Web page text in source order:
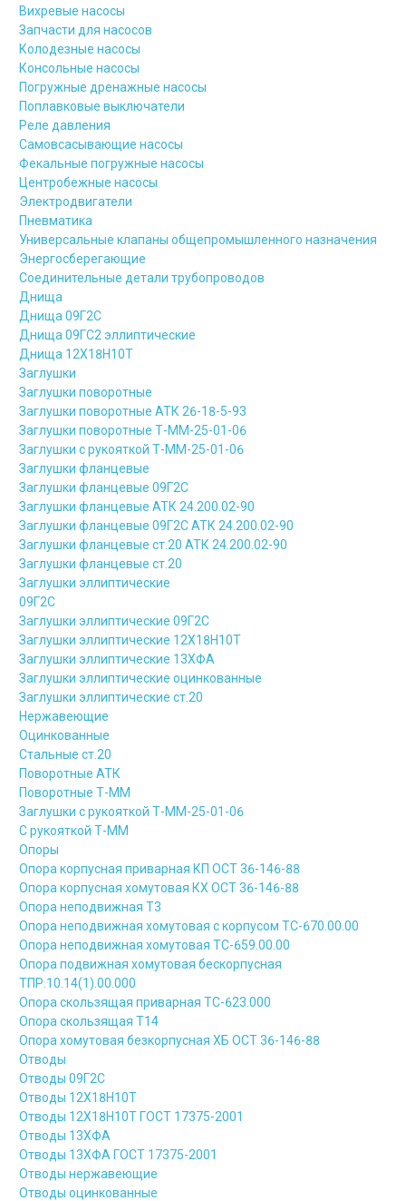
Вихревые насосы
Запчасти для насосов
Колодезные насосы
Консольные насосы
Погружные дренажные насосы
Поплавковые выключатели
Реле давления
Самовсасывающие насосы
Фекальные погружные насосы
Центробежные насосы
Электродвигатели
Пневматика
Универсальные клапаны общепромышленного назначения
Энергосберегающие
Соединительные детали трубопроводов
Днища
Днища 09Г2С
Днища 09ГС2 эллиптические
Днища 12Х18Н10Т
Заглушки
Заглушки поворотные
Заглушки поворотные АТК 26-18-5-93
Заглушки поворотные Т-ММ-25-01-06
Заглушки с рукояткой Т-ММ-25-01-06
Заглушки фланцевые
Заглушки фланцевые 09Г2С
Заглушки фланцевые АТК 24.200.02-90
Заглушки фланцевые 09Г2С АТК 24.200.02-90
Заглушки фланцевые ст.20 АТК 24.200.02-90
Заглушки фланцевые ст.20
Заглушки эллиптические
09Г2С
Заглушки эллиптические 09Г2С
Заглушки эллиптические 12Х18Н10Т
Заглушки эллиптические 13ХФА
Заглушки эллиптические оцинкованные
Заглушки эллиптические ст.20
Нержавеющие
Оцинкованные
Стальные ст.20
Поворотные АТК
Поворотные Т-ММ
Заглушки с рукояткой Т-ММ-25-01-06
С рукояткой Т-ММ
Опоры
Опора корпусная приварная КП ОСТ 36-146-88
Опора корпусная хомутовая КХ ОСТ 36-146-88
Опора неподвижная Т3
Опора неподвижная хомутовая с корпусом ТС-670.00.00
Опора неподвижная хомутовая ТС-659.00.00
Опора подвижная хомутовая бескорпусная
ТПР.10.14(1).00.000
Опора скользящая приварная ТС-623.000
Опора скользящая Т14
Опора хомутовая безкорпусная ХБ ОСТ 36-146-88
Отводы
Отводы 09Г2С
Отводы 12Х18Н10Т
Отводы 12Х18Н10Т ГОСТ 17375-2001
Отводы 13ХФА
Отводы 13ХФА ГОСТ 17375-2001
Отводы нержавеющие
Отводы оцинкованные